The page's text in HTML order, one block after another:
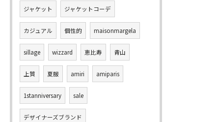
ジャケット ジャケットコーデ
カジュアル 個性的 maisonmargela
sillage wizzard 恵比寿 青山
上質 夏服 amiri amiparis
1stanniversary sale
デザイナーズブランド